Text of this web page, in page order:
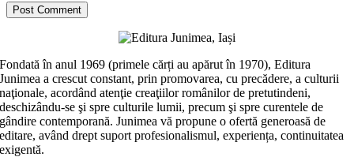
Fondată în anul 1969 (primele cărți au apărut în 1970), Editura
Junimea a crescut constant, prin promovarea, cu precădere, a culturii
naţionale, acordând atenţie creaţiilor românilor de pretutindeni,
deschizându-se şi spre culturile lumii, precum şi spre curentele de
gândire contemporană. Junimea vă propune o ofertă generoasă de
editare, având drept suport profesionalismul, experiența, continuitatea
exigentă.